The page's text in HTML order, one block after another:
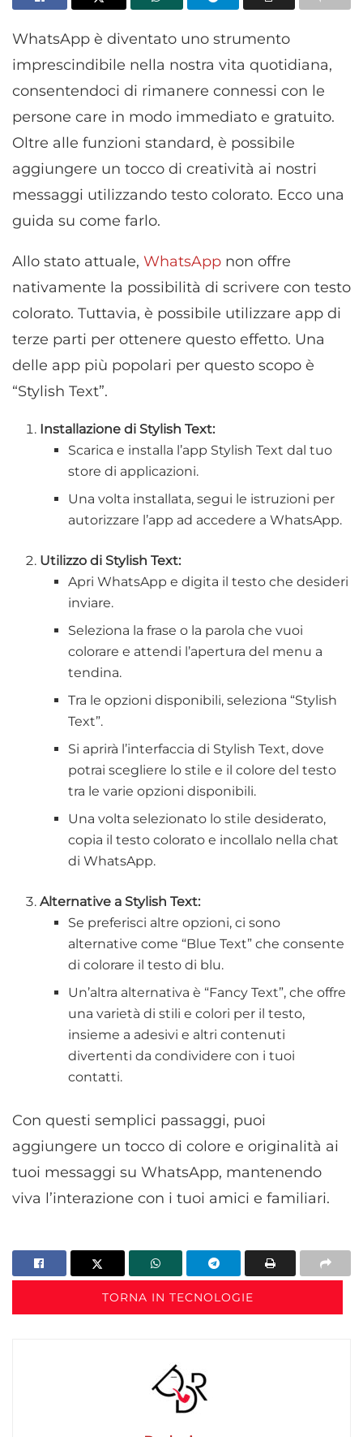
WhatsApp è diventato uno strumento
imprescindibile nella nostra vita quotidiana,
consentendoci di rimanere connessi con le
persone care in modo immediato e gratuito.
Oltre alle funzioni standard, è possibile
aggiungere un tocco di creatività ai nostri
messaggi utilizzando testo colorato. Ecco una
guida su come farlo.
Allo stato attuale, WhatsApp non offre
nativamente la possibilità di scrivere con testo
colorato. Tuttavia, è possibile utilizzare app di
terze parti per ottenere questo effetto. Una
delle app più popolari per questo scopo è
“Stylish Text”.
Installazione di Stylish Text:
Scarica e installa l’app Stylish Text dal tuo
store di applicazioni.
Una volta installata, segui le istruzioni per
autorizzare l’app ad accedere a WhatsApp.
Utilizzo di Stylish Text:
Apri WhatsApp e digita il testo che desideri
inviare.
Seleziona la frase o la parola che vuoi
colorare e attendi l’apertura del menu a
tendina.
Tra le opzioni disponibili, seleziona “Stylish
Text”.
Si aprirà l’interfaccia di Stylish Text, dove
potrai scegliere lo stile e il colore del testo
tra le varie opzioni disponibili.
Una volta selezionato lo stile desiderato,
copia il testo colorato e incollalo nella chat
di WhatsApp.
Alternative a Stylish Text:
Se preferisci altre opzioni, ci sono
alternative come “Blue Text” che consente
di colorare il testo di blu.
Un’altra alternativa è “Fancy Text”, che offre
una varietà di stili e colori per il testo,
insieme a adesivi e altri contenuti
divertenti da condividere con i tuoi
contatti.
Con questi semplici passaggi, puoi
aggiungere un tocco di colore e originalità ai
tuoi messaggi su WhatsApp, mantenendo
viva l’interazione con i tuoi amici e familiari.
TORNA IN TECNOLOGIE